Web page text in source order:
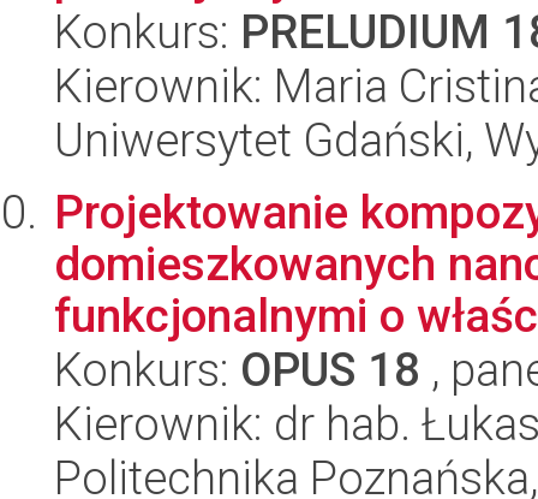
Konkurs: PRELUDIUM
Kierownik: Maria
Uniwersytet Gdański,
Projektowanie
domieszkowanych
funkcjonalnymi o
Konkurs: OPUS 18 ,
Kierownik: dr hab.
Politechnika